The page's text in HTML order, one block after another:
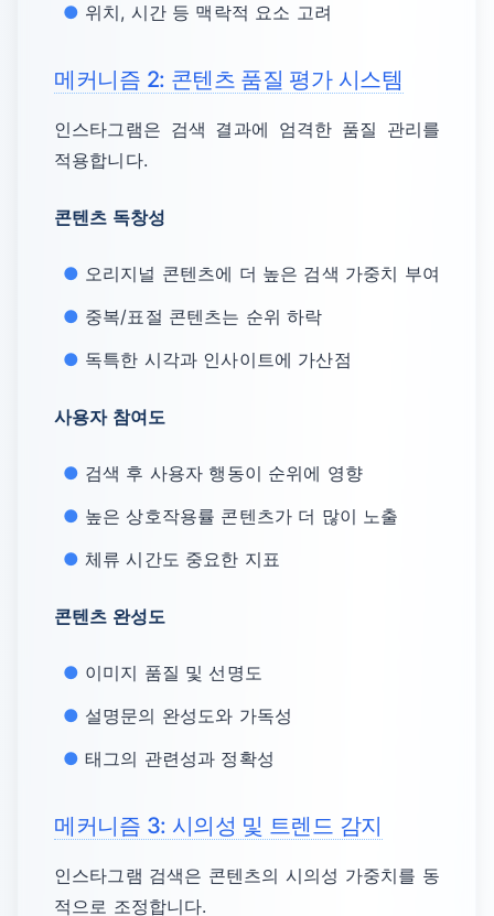
위치, 시간 등 맥락적 요소 고려
메커니즘 2: 콘텐츠 품질 평가 시스템
인스타그램은 검색 결과에 엄격한 품질 관리를
적용합니다.
콘텐츠 독창성
오리지널 콘텐츠에 더 높은 검색 가중치 부여
중복/표절 콘텐츠는 순위 하락
독특한 시각과 인사이트에 가산점
사용자 참여도
검색 후 사용자 행동이 순위에 영향
높은 상호작용률 콘텐츠가 더 많이 노출
체류 시간도 중요한 지표
콘텐츠 완성도
이미지 품질 및 선명도
설명문의 완성도와 가독성
태그의 관련성과 정확성
메커니즘 3: 시의성 및 트렌드 감지
인스타그램 검색은 콘텐츠의 시의성 가중치를 동
적으로 조정합니다.